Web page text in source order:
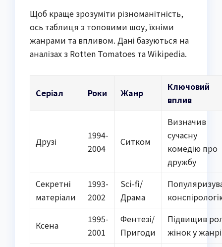
Щоб краще зрозуміти різноманітність,
ось таблиця з топовими шоу, їхніми
жанрами та впливом. Дані базуються на
аналізах з Rotten Tomatoes та Wikipedia.
Серіал Роки Жанр
Ключовий
вплив
Друзі
1994-
2004
Ситком
Визначив
сучасну
комедію про
дружбу
Секретні
матеріали
1993-
2002
Sci-fi/
Драма
Ксена
1995-
2001
Фентезі/
Пригоди
Підвищив
жінок у жанрі